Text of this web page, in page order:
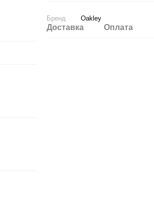
Бренд Oakley
Доставка Оплата